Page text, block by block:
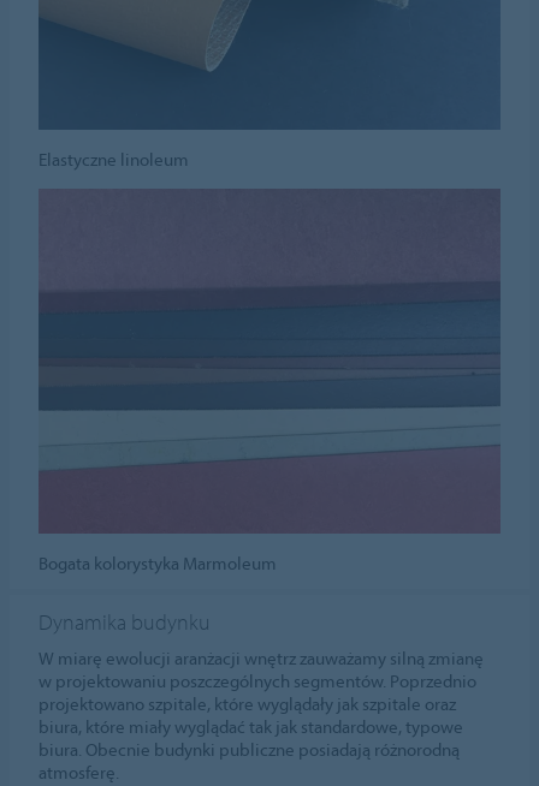
Elastyczne linoleum
Bogata kolorystyka Marmoleum
Dynamika budynku
W miarę ewolucji aranżacji wnętrz zauważamy silną zmianę
w projektowaniu poszczególnych segmentów. Poprzednio
projektowano szpitale, które wyglądały jak szpitale oraz
biura, które miały wyglądać tak jak standardowe, typowe
biura. Obecnie budynki publiczne posiadają różnorodną
atmosferę.